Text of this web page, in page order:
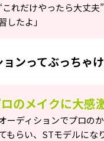
これだけやったら大丈夫
したよ」
ンってぶっちゃ
のメイクに大感
オーディションでプロの
もらい、STモデルにな